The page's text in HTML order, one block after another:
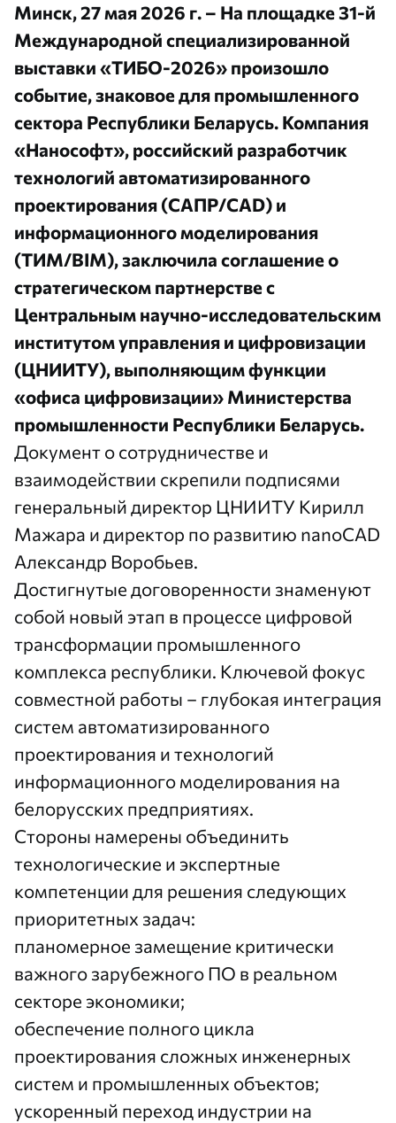
Минск, 27 мая 2026 г. – На площадке 31-й
Международной специализированной
выставки «ТИБО-2026» произошло
событие, знаковое для промышленного
сектора Республики Беларусь. Компания
«Нанософт», российский разработчик
технологий автоматизированного
проектирования (САПР/CAD) и
информационного моделирования
(ТИМ/BIM), заключила соглашение о
стратегическом партнерстве с
Центральным научно-исследовательским
институтом управления и цифровизации
(ЦНИИТУ), выполняющим функции
«офиса цифровизации» Министерства
промышленности Республики Беларусь.
Документ о сотрудничестве и
взаимодействии скрепили подписями
генеральный директор ЦНИИТУ Кирилл
Мажара и директор по развитию nanoCAD
Александр Воробьев.
Достигнутые договоренности знаменуют
собой новый этап в процессе цифровой
трансформации промышленного
комплекса республики. Ключевой фокус
совместной работы – глубокая интеграция
систем автоматизированного
проектирования и технологий
информационного моделирования на
белорусских предприятиях.
Стороны намерены объединить
технологические и экспертные
компетенции для решения следующих
приоритетных задач:
планомерное замещение критически
важного зарубежного ПО в реальном
секторе экономики;
обеспечение полного цикла
проектирования сложных инженерных
систем и промышленных объектов;
ускоренный переход индустрии на